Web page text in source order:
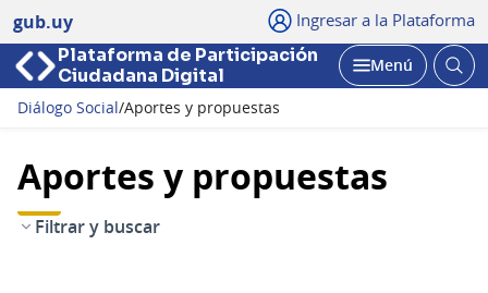
gub.uy Ingresar a la Plataforma
Plataforma de Participación
Ciudadana Digital
Abrir
Menú
Diálogo Social/Aportes y propuestas
Aportes y propuestas
Filtrar y buscar